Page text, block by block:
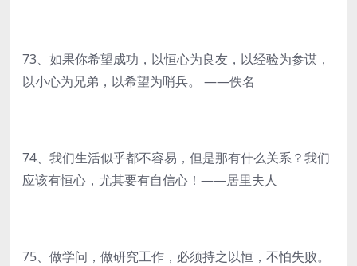
73、如果你希望成功，以恒心为良友，以经验为参谋，
以小心为兄弟，以希望为哨兵。 ——佚名
74、我们生活似乎都不容易，但是那有什么关系？我们
应该有恒心，尤其要有自信心！——居里夫人
75、做学问，做研究工作，必须持之以恒，不怕失败。